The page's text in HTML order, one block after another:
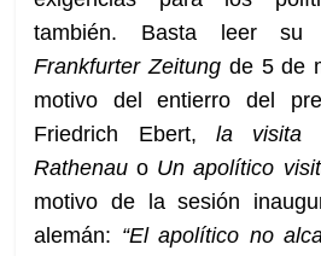
también. Basta leer su
Frankfurter Zeitung de 5 de
motivo del entierro del
Friedrich Ebert,la visita
Rathenau o Un apolítico
motivo de la sesión
alemán: “El apolítico no